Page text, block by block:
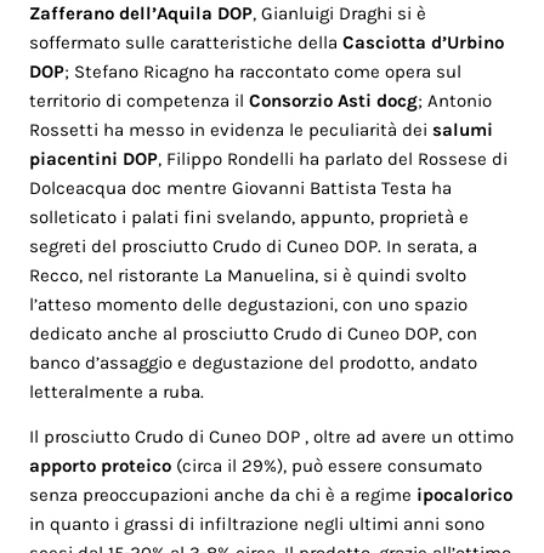
Zafferano dell’Aquila DOP, Gianluigi Draghi si è
soffermato sulle caratteristiche dellaCasciotta d’Urbino
DOP; Stefano Ricagno ha raccontato come opera sul
territorio di competenza il Consorzio Asti docg; Antonio
Rossetti ha messo in evidenza le peculiarità deisalumi
piacentini DOP, Filippo Rondelli ha parlato del Rossese di
Dolceacqua doc mentre Giovanni Battista Testa ha
solleticato i palati fini svelando, appunto, proprietà e
segreti del prosciutto Crudo di Cuneo DOP. In serata, a
Recco, nel ristorante La Manuelina, si è quindi svolto
l’atteso momento delle degustazioni, con uno spazio
dedicato anche al prosciutto Crudo di Cuneo DOP, con
banco d’assaggio e degustazione del prodotto, andato
letteralmente a ruba.
Il prosciutto Crudo di Cuneo DOP , oltre ad avere un ottimo
apporto proteico (circa il 29%), può essere consumato
senza preoccupazioni anche da chi è a regime ipocalorico
in quanto i grassi di infiltrazione negli ultimi anni sono